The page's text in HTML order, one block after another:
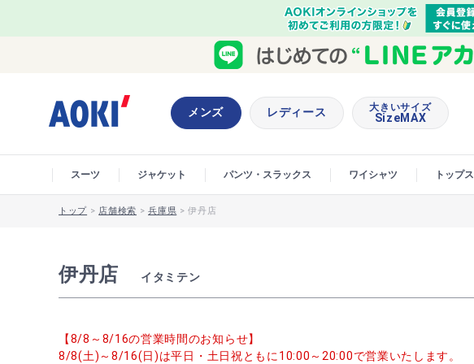
メンズ レディース 大きいサイズ
SizeMAX
スーツ ジャケット パンツ・スラックス ワイシャツ トップス
トップ > 店舗検索 >兵庫県 >伊丹店
伊丹店 イタミテン
【8/8～8/16の営業時間のお知らせ】
8/8(土)～8/16(日)は平日・土日祝ともに10:00～20:00で営業いたします。